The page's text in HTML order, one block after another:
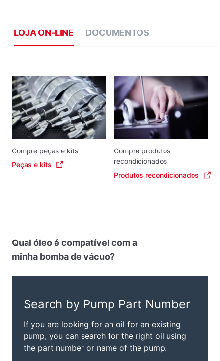
LOJA ON-LINE DOCUMENTOS
Compre peças e kits
Peças e kits
Compre produtos
recondicionados
Produtos recondicionados
Qual óleo é compatível com a
minha bomba de vácuo?